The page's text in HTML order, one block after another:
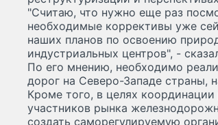
"Считаю, что нужно еще раз
необходимые коррективы уже
наших планов по освоению
индустриальных центров", -
По его мнению, необходимо
дорог на Северо-Западе страны,
Кроме того, в целях
участников рынка
создать саморегулируемую